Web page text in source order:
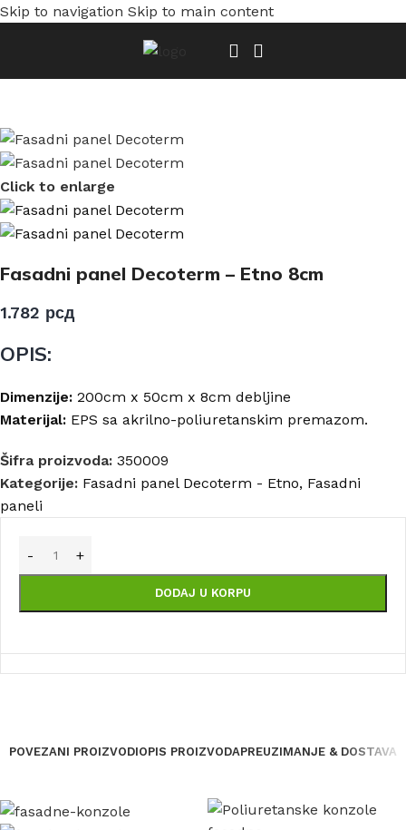
Skip to navigation Skip to main content
Click to enlarge
Fasadni panel Decoterm – Etno 8cm
1.782 рсд
OPIS:
Dimenzije: 200cm x 50cm x 8cm debljine
Materijal: EPS sa akrilno-poliuretanskim premazom.
Šifra proizvoda: 350009
Kategorije: Fasadni panel Decoterm - Etno, Fasadni
paneli
DODAJ U KORPU
POVEZANI PROIZVODIOPIS PROIZVODAPREUZIMANJE & DOSTAVA